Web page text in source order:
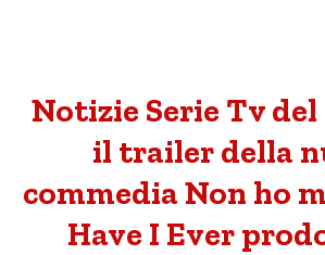
Notizie Serie Tv del
il trailer della
commedia Non ho
Have I Ever